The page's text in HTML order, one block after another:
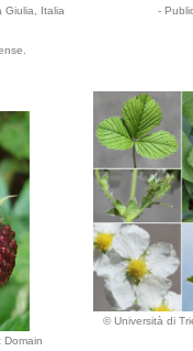
Giulia, Italia
-
Domain
© Università di